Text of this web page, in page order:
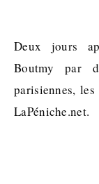
Deux jours après l’occupation de l’amphithéâtre
Boutmy par
parisiennes,
LaPéniche.net.